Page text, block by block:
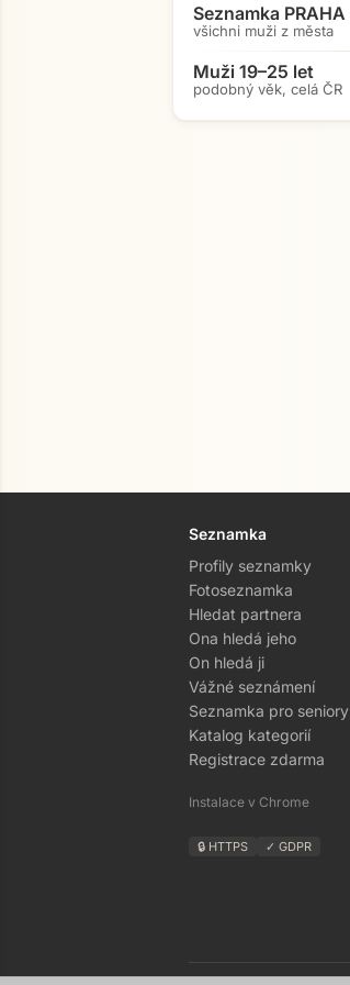
Seznamka PRAHA
všichni muži z města
Muži 19–25 let
podobný věk, celá ČR
Seznamka
Profily seznamky
Fotoseznamka
Hledat partnera
Ona hledá jeho
On hledá ji
Vážné seznámení
Seznamka pro seniory
Katalog kategorií
Registrace zdarma
Instalace v Chrome
🔒 HTTPS ✓ GDPR